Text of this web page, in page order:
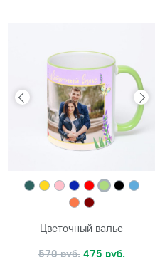
Цветочный вальс
570 руб. 475 руб.